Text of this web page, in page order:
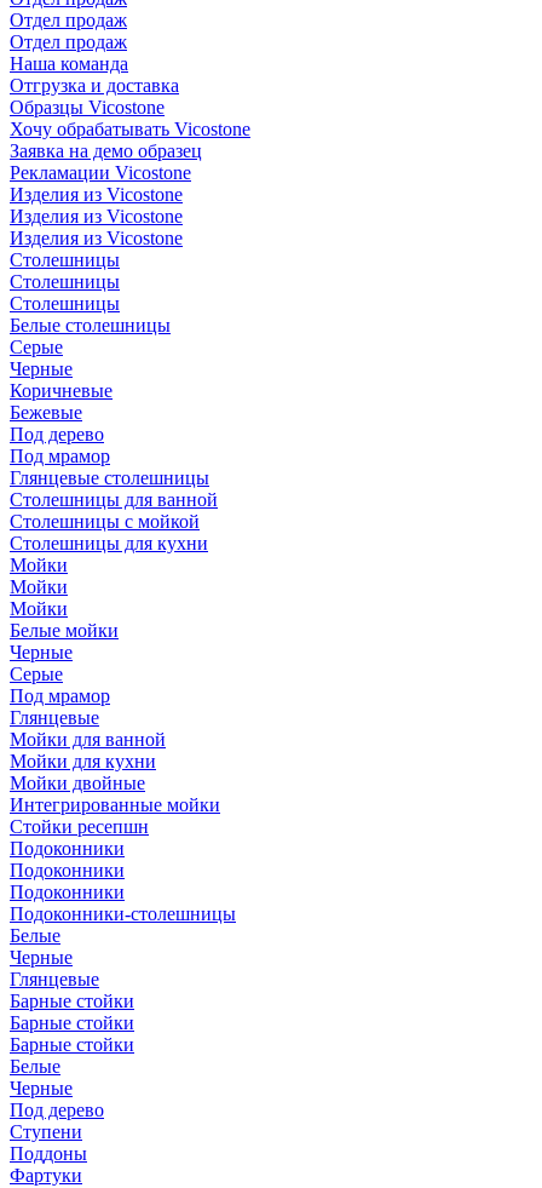
Отдел продаж
Отдел продаж
Наша команда
Отгрузка и доставка
Образцы Vicostone
Хочу обрабатывать Vicostone
Заявка на демо образец
Рекламации Vicostone
Изделия из Vicostone
Изделия из Vicostone
Изделия из Vicostone
Столешницы
Столешницы
Столешницы
Белые столешницы
Серые
Черные
Коричневые
Бежевые
Под дерево
Под мрамор
Глянцевые столешницы
Столешницы для ванной
Столешницы с мойкой
Столешницы для кухни
Мойки
Мойки
Мойки
Белые мойки
Черные
Серые
Под мрамор
Глянцевые
Мойки для ванной
Мойки для кухни
Мойки двойные
Интегрированные мойки
Стойки ресепшн
Подоконники
Подоконники
Подоконники
Подоконники-столешницы
Белые
Черные
Глянцевые
Барные стойки
Барные стойки
Барные стойки
Белые
Черные
Под дерево
Ступени
Поддоны
Фартуки